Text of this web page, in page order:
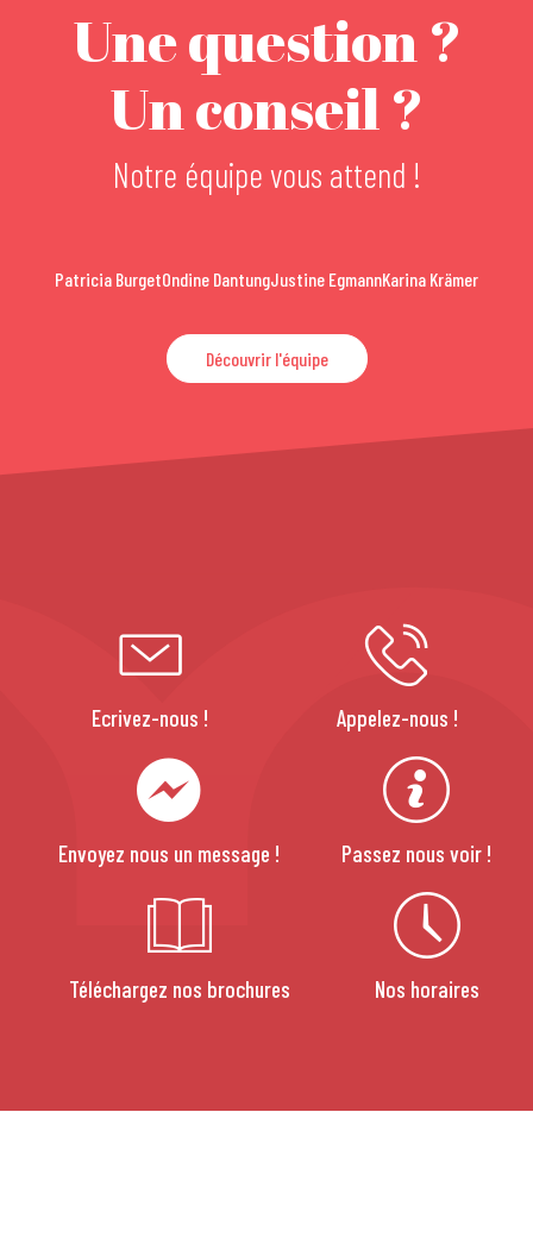
Une question ?
Un conseil ?
Notre équipe vous attend !
Patricia BurgetOndine DantungJustine EgmannKarina Krämer
Découvrir l'équipe
Ecrivez-nous ! Appelez-nous !
Envoyez nous un message ! Passez nous voir !
Téléchargez nos brochures Nos horaires